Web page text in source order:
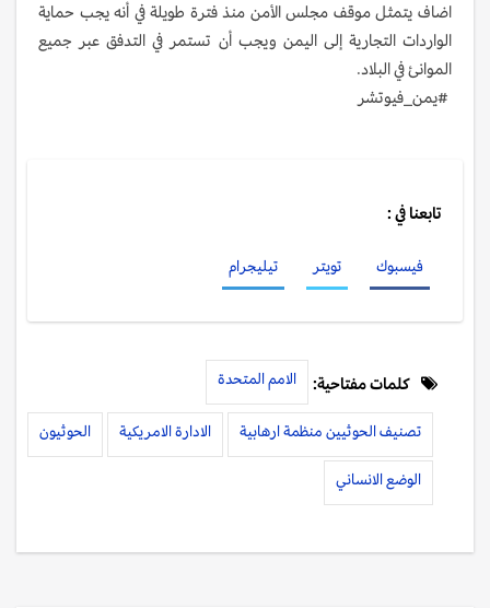
اضاف يتمثل موقف مجلس الأمن منذ فترة طويلة في أنه يجب حماية
الواردات التجارية إلى اليمن ويجب أن تستمر في التدفق عبر جميع
الموانئ في البلاد.
#يمن_فيوتشر
تابعنا في :
فيسبوك تويتر تيليجرام
كلمات مفتاحية: الامم المتحدة
تصنيف الحوثيين منظمة ارهابية الادارة الامريكية الحوثيون
الوضع الانساني